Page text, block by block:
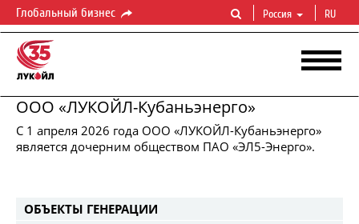
Глобальный бизнес Россия RU
ООО «ЛУКОЙЛ-Кубаньэнерго»
С 1 апреля 2026 года ООО «ЛУКОЙЛ-Кубаньэнерго»
является дочерним обществом ПАО «ЭЛ5-Энерго».
ЛУКОЙЛ-КУБАНЬЭНЕРГО
Производство тепловой и электрической энергии
ОБЪЕКТЫ ГЕНЕРАЦИИ